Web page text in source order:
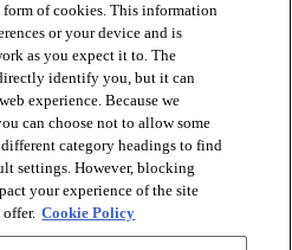
of cookies. This information
or your device and is
as you expect it to. The
identify you, but it can
experience. Because we
can choose not to allow some
category headings to find
settings. However, blocking
your experience of the site
offer. Cookie Policy